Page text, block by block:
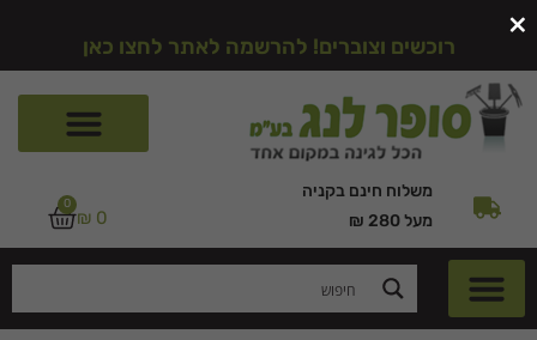
רוכשים וצוברים! להרשמה לאתר לחצו כאן
משלוח חינם בקניה
מעל 280 ₪
₪ 0
0
×